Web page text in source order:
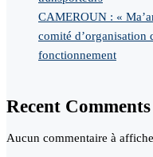
CAMEROUN : «
comité d’organisation
fonctionnement
Recent Comments
Aucun commentaire à